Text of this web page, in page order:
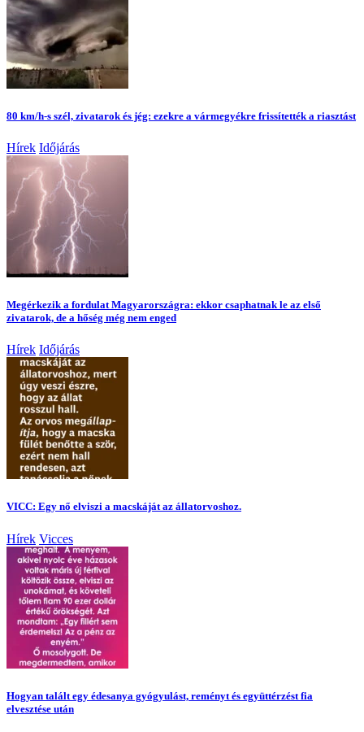
80 km/h-s szél, zivatarok és jég: ezekre a vármegyékre frissítették a riasztást
Hírek Időjárás
Megérkezik a fordulat Magyarországra: ekkor csaphatnak le az első
zivatarok, de a hőség még nem enged
Hírek Időjárás
VICC: Egy nő elviszi a macskáját az állatorvoshoz.
Hírek Vicces
Hogyan talált egy édesanya gyógyulást, reményt és együttérzést fia
elvesztése után